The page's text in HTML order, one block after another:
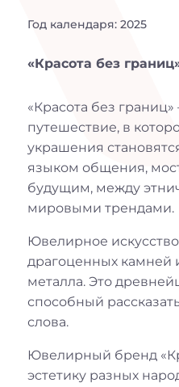
Год календаря: 2025
«Красота без
«Красота без границ»
путешествие, в
украшения
языком общения,
будущим, между
мировыми трендами.
Ювелирное
драгоценных камней
металла. Это
способный
слова.
Ювелирный бренд
эстетику разных